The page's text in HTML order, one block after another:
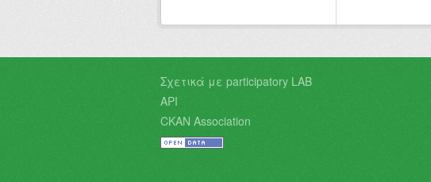
Σχετικά με participatory LAB
API
CKAN Association